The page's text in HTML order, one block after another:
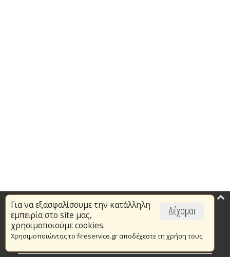
Δέχομαι
Για να εξασφαλίσουμε την κατάλληλη
εμπειρία στο site μας,
χρησιμοποιούμε cookies.
Χρησιμοποιώντας το fireservice.gr αποδέχεστε τη χρήση τους.
Επικαιρότητα
Το Πυροσβεστικό Σώμα